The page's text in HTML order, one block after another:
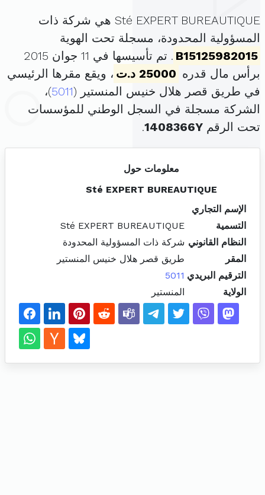
Sté EXPERT BUREAUTIQUE هي شركة ذات
المسؤولية المحدودة، مسجلة تحت الهوية
B15125982015
. تم تأسيسها في 11 جوان 2015
برأس مال قدره 25000 د.ت
، ويقع مقرها الرئيسي
في طريق قصر هلال خنيس المنستير (5011)،
الشركة مسجلة في السجل الوطني للمؤسسات
تحت الرقم 1408366Y
.
معلومات حول
Sté EXPERT BUREAUTIQUE
الإسم التجاري
التسمية
Sté EXPERT BUREAUTIQUE
النظام القانوني شركة ذات المسؤولية المحدودة
المقر
طريق قصر هلال خنيس المنستير
الترقيم البريدي 5011
الولاية
المنستير